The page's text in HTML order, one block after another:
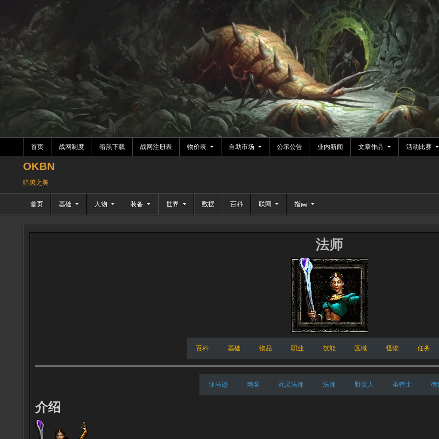
容
首页 战网制度 暗黑下载 战网注册表 物价表 自助市场 公示公告 业内新闻 文章作品 活动比赛
OKBN
暗黑之美
首页 基础 人物 装备 世界 数据 百科 联网 指南
法师
百科 基础 物品 职业 技能 区域 怪物 任务
亚马逊 刺客 死灵法师 法师 野蛮人 圣骑士 德
介绍